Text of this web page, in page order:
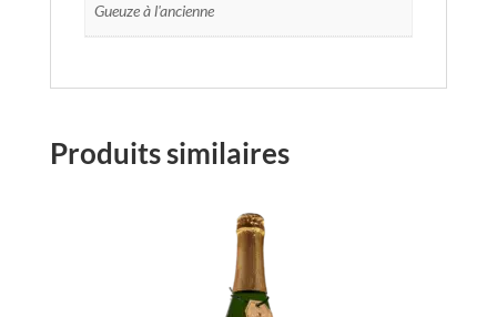
Gueuze à l'ancienne
Produits similaires